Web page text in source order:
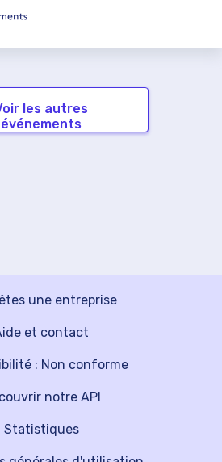
les autres
événements
une entreprise
notre API
et contact
Statistiques
: Non conforme